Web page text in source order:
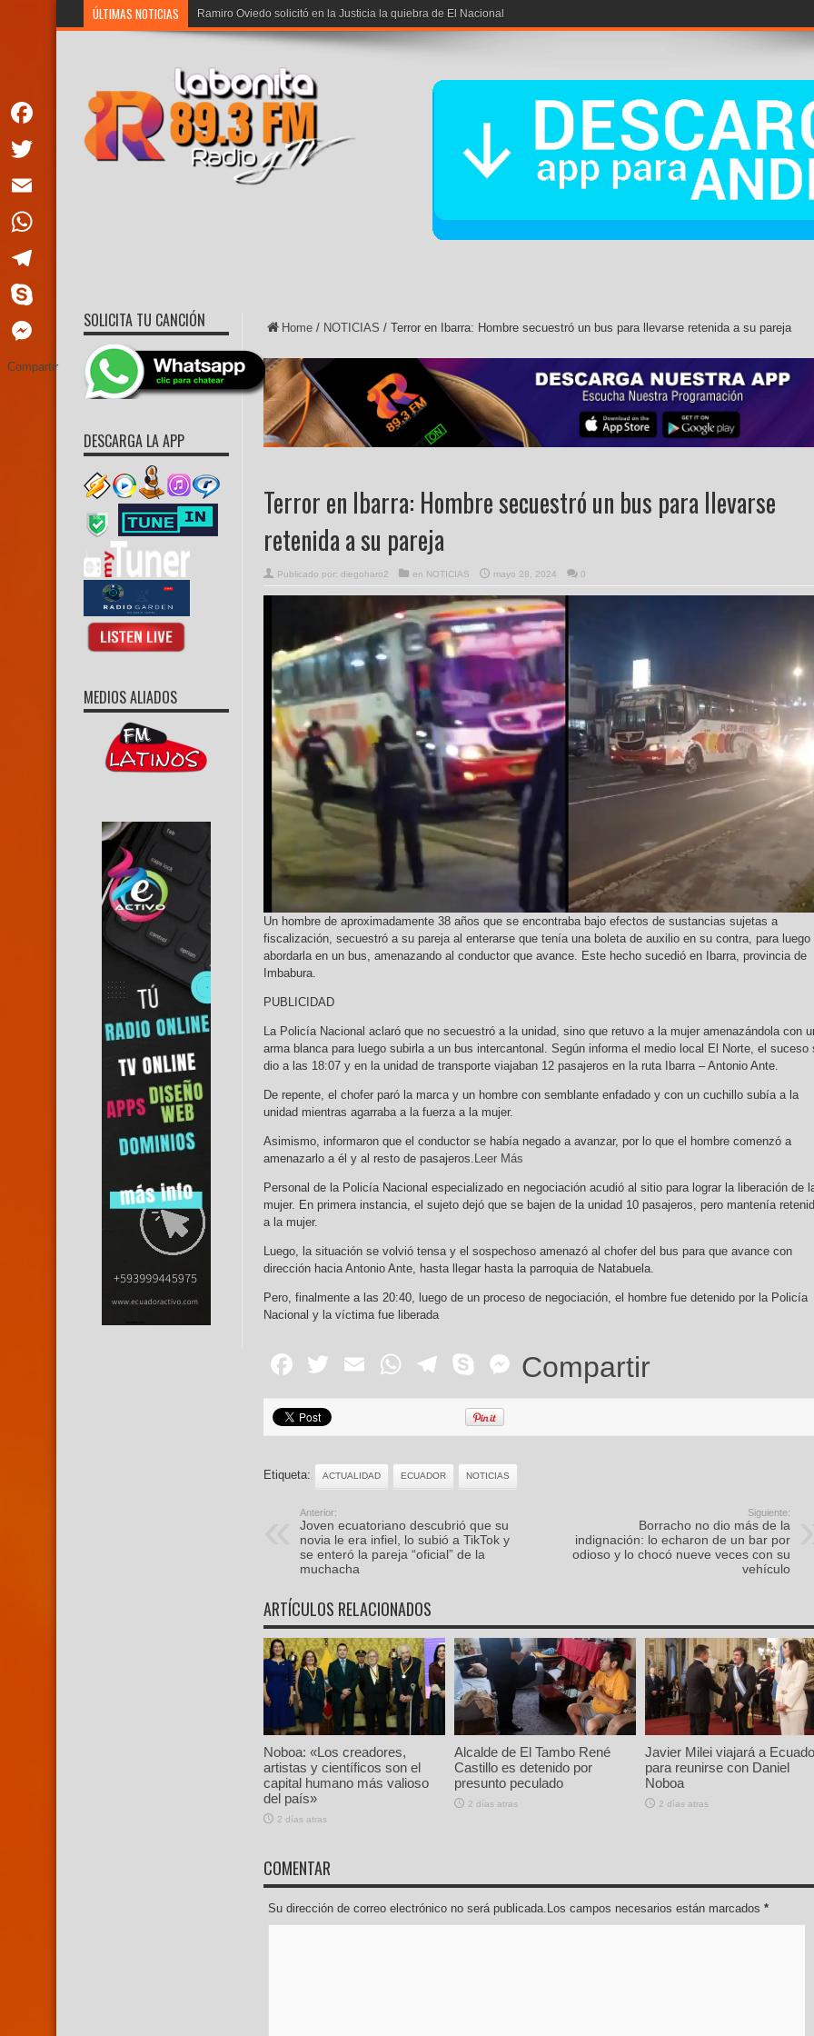
ÚLTIMAS NOTICIAS Ramiro Oviedo solicitó en la Justicia la quiebra de El Nacional
Home / NOTICIAS / Terror en Ibarra: Hombre secuestró un bus para llevarse retenida a su pareja
Terror en Ibarra: Hombre secuestró un bus para llevarse
retenida a su pareja
Publicado por: diegoharo2 en NOTICIAS mayo 28, 2024 0
Un hombre de aproximadamente 38 años que se encontraba bajo efectos de sustancias sujetas a
fiscalización, secuestró a su pareja al enterarse que tenía una boleta de auxilio en su contra, para luego
abordarla en un bus, amenazando al conductor que avance. Este hecho sucedió en Ibarra, provincia de
Imbabura.
PUBLICIDAD
La Policía Nacional aclaró que no secuestró a la unidad, sino que retuvo a la mujer amenazándola con
arma blanca para luego subirla a un bus intercantonal. Según informa el medio local El Norte, el suceso
dio a las 18:07 y en la unidad de transporte viajaban 12 pasajeros en la ruta Ibarra – Antonio Ante.
De repente, el chofer paró la marca y un hombre con semblante enfadado y con un cuchillo subía a la
unidad mientras agarraba a la fuerza a la mujer.
Asimismo, informaron que el conductor se había negado a avanzar, por lo que el hombre comenzó a
amenazarlo a él y al resto de pasajeros. Leer Más
Personal de la Policía Nacional especializado en negociación acudió al sitio para lograr la liberación de
mujer. En primera instancia, el sujeto dejó que se bajen de la unidad 10 pasajeros, pero mantenía
a la mujer.
Luego, la situación se volvió tensa y el sospechoso amenazó al chofer del bus para que avance con
dirección hacia Antonio Ante, hasta llegar hasta la parroquia de Natabuela.
Pero, finalmente a las 20:40, luego de un proceso de negociación, el hombre fue detenido por la Policía
Nacional y la víctima fue liberada
Facebook
Twitter
EmailWhatsApp
Telegram
SkypeMessenger
Compartir
Etiqueta: ACTUALIDAD ECUADOR NOTICIAS
Anterior:
Joven ecuatoriano descubrió que su
novia le era infiel, lo subió a TikTok y
se enteró la pareja “oficial” de la
muchacha
Siguiente:
Borracho no dio más de la
indignación: lo echaron de un bar por
odioso y lo chocó nueve veces con su
vehículo
ARTÍCULOS RELACIONADOS
Noboa: «Los creadores,
artistas y científicos son el
capital humano más valioso
del país»
2 días atras
Alcalde de El Tambo René
Castillo es detenido por
presunto peculado
2 días atras
Javier Milei viajará a
para reunirse con Daniel
Noboa
2 días atras
COMENTAR
Su dirección de correo electrónico no será publicada.Los campos necesarios están marcados *
SOLICITA TU CANCIÓN
DESCARGA LA APP
MEDIOS ALIADOS
Facebook
Twitter
Email
WhatsApp
Telegram
Skype
Messenger
Compartir